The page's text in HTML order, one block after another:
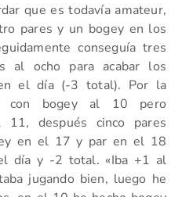
que es todavía amateur,
pares y un bogey en los
conseguía tres
al ocho para acabar los
el día (-3 total). Por la
con bogey al 10 pero
11, después cinco pares
en el 17 y par en el 18
día y -2 total. «Iba +1 al
jugando bien, luego he